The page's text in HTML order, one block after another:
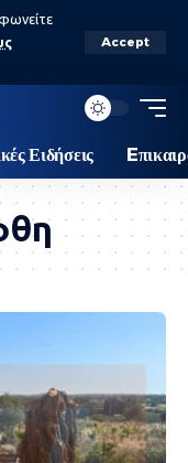
Accept
Ειδήσεις